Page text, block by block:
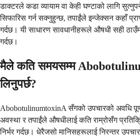
डाक्टरले कडा व्यायाम वा केही घण्टाको लागि
सिफारिस गर्न सक्नुहुन्छ, तपाईंले इन्जेक्सन कहाँ
गर्दछ। यी साधारण सावधानीहरूले औषधी सही
गर्दछ।
मैले कति समयसम्म
लिनुपर्छ?
AbobotulinumtoxinA सँगको उपचारको अवधि
अवस्था र तपाईंले औषधीलाई कति राम्रोसँग
निर्भर गर्दछ। धेरैजसो मानिसहरूलाई निरन्तर